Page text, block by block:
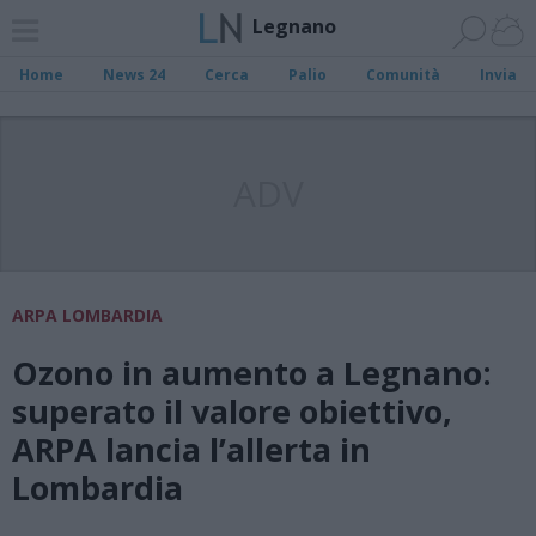
Legnano
Home News 24 Cerca Palio Comunità Invia
ARPA LOMBARDIA
Ozono in aumento a Legnano:
superato il valore obiettivo,
ARPA lancia l’allerta in
Lombardia